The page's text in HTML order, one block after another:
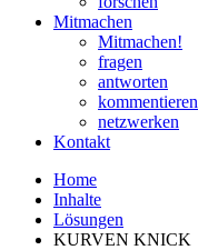
Mitmachen
Mitmachen!
fragen
antworten
kommentieren
netzwerken
Kontakt
Home
Inhalte
Lösungen
KURVEN KNICK